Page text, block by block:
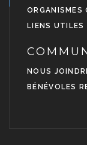
ORGANISMES
LIENS UTILES
NOUS
BÉNÉVOLES